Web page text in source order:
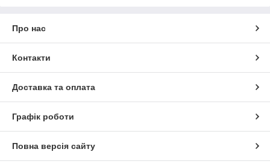
Про нас
Контакти
Доставка та оплата
Графік роботи
Повна версія сайту